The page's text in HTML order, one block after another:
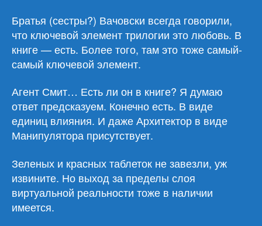
Братья (сестры?) Вачовски всегда говорили,
что ключевой элемент трилогии это любовь. В
книге — есть. Более того, там это тоже самый-
самый ключевой элемент.
Агент Смит… Есть ли он в книге? Я думаю
ответ предсказуем. Конечно есть. В виде
единиц влияния. И даже Архитектор в виде
Манипулятора присутствует.
Зеленых и красных таблеток не завезли, уж
извините. Но выход за пределы слоя
виртуальной реальности тоже в наличии
имеется.